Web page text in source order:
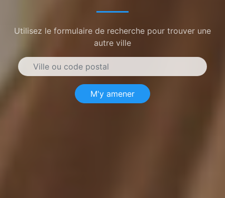
Utilisez le formulaire de recherche pour trouver une
autre ville
M'y amener